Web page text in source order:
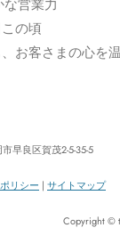
営業力
の頃
お客さまの心を
早良区賀茂2-5-35-5
リシー | サイトマップ
Copyright ©